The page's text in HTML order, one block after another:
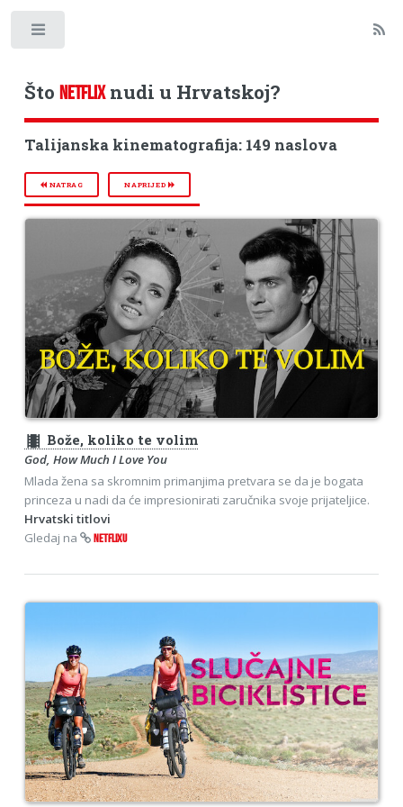
Što NETFLIXnudi u Hrvatskoj?
Talijanska kinematografija: 149 naslova
NATRAG NAPRIJED
theaters Bože, koliko te volim
God, How Much I Love You
Mlada žena sa skromnim primanjima pretvara se da je bogata
princeza u nadi da će impresionirati zaručnika svoje prijateljice.
Hrvatski titlovi
Gledaj na
NETFLIXU